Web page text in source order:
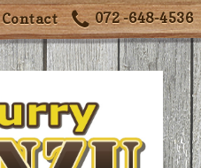
072 -648-4536
Contact